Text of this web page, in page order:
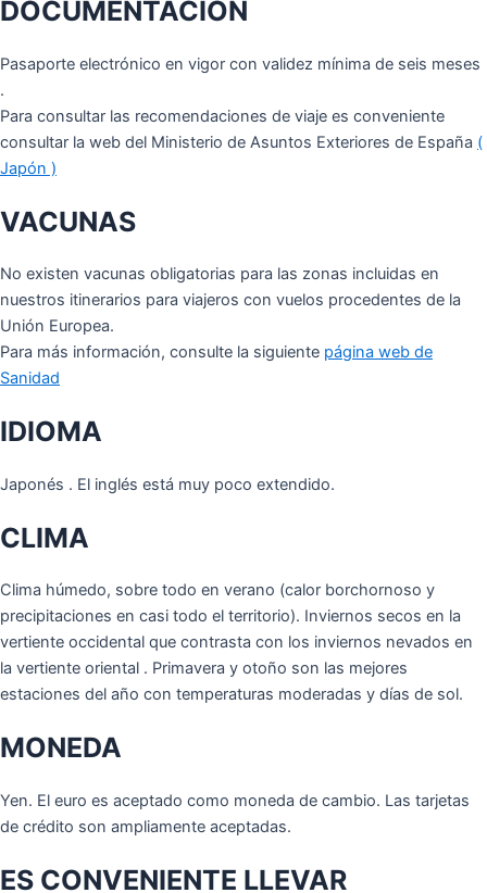
DOCUMENTACIÓN
Pasaporte electrónico en vigor con validez mínima de seis meses
.
Para consultar las recomendaciones de viaje es conveniente
consultar la web del Ministerio de Asuntos Exteriores de España (
Japón )
VACUNAS
No existen vacunas obligatorias para las zonas incluidas en
nuestros itinerarios para viajeros con vuelos procedentes de la
Unión Europea.
Para más información, consulte la siguiente página web de
Sanidad
IDIOMA
Japonés . El inglés está muy poco extendido.
CLIMA
Clima húmedo, sobre todo en verano (calor borchornoso y
precipitaciones en casi todo el territorio). Inviernos secos en la
vertiente occidental que contrasta con los inviernos nevados en
la vertiente oriental . Primavera y otoño son las mejores
estaciones del año con temperaturas moderadas y días de sol.
MONEDA
Yen. El euro es aceptado como moneda de cambio. Las tarjetas
de crédito son ampliamente aceptadas.
ES CONVENIENTE LLEVAR